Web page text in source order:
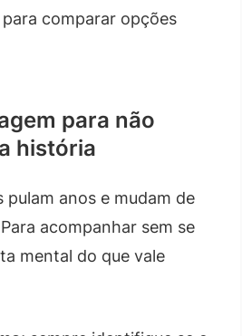
para comparar opções
para não
história
pulam anos e mudam de
acompanhar sem se
mental do que vale